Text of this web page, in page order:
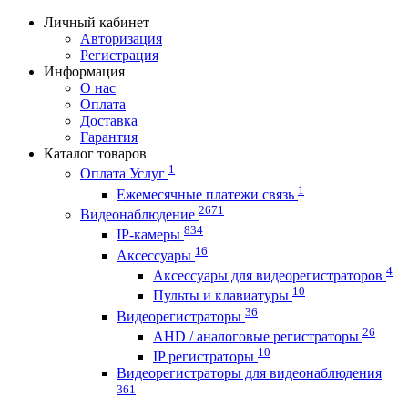
Личный кабинет
Авторизация
Регистрация
Информация
О нас
Оплата
Доставка
Гарантия
Каталог товаров
Оплата Услуг 1
Ежемесячные платежи связь 1
Видеонаблюдение 2671
IP-камеры 834
Аксессуары 16
Аксессуары для видеорегистраторов 4
Пульты и клавиатуры 10
Видеорегистраторы 36
AHD / аналоговые регистраторы 26
IP регистраторы 10
Видеорегистраторы для видеонаблюдения
361